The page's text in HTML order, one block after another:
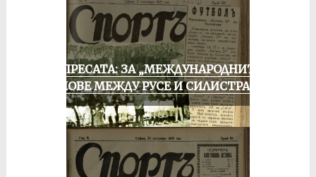
ОТ ПРЕСАТА: ЗА „МЕЖДУНАРОДНИТЕ“
МАЧОВЕ МЕЖДУ РУСЕ И СИЛИСТРА